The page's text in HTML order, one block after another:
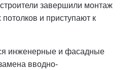
завершили монтаж
и приступают к
инженерные и фасадные
вводно-